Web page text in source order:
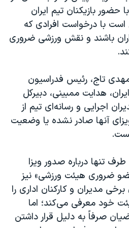
حضور بازیکنان تیم ایران
است با درخواست افرادی که
باشند و نقش ورزشی ضروری
مهدی تاج، رئیس فدراسیون
هدایت ممبینی، دبیرکل
اجرایی و رسانه‌ای تیم از
آنها صادر نشده یا وضعیت
تنها درباره صدور ویزا
ضروری هیئت ورزشی» نیز
مدیران و کارکنان اداری را
خود معرفی می‌کند؛ اما
صرفاً به دلیل قرار داشتن